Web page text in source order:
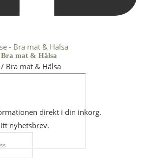
Bra mat & Hälsa
Bra mat & Hälsa
direkt i din inkorg.
nyhetsbrev.